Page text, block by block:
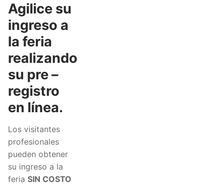
Agilice su
ingreso a
la feria
realizando
su pre –
registro
en línea.
Los visitantes
profesionales
pueden obtener
su ingreso a la
feria SIN COSTO